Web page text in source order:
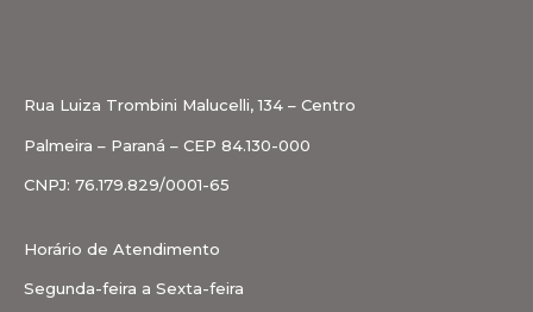
Rua Luiza Trombini Malucelli, 134 – Centro
Palmeira – Paraná – CEP 84.130-000
CNPJ: 76.179.829/0001-65
Horário de Atendimento
Segunda-feira a Sexta-feira